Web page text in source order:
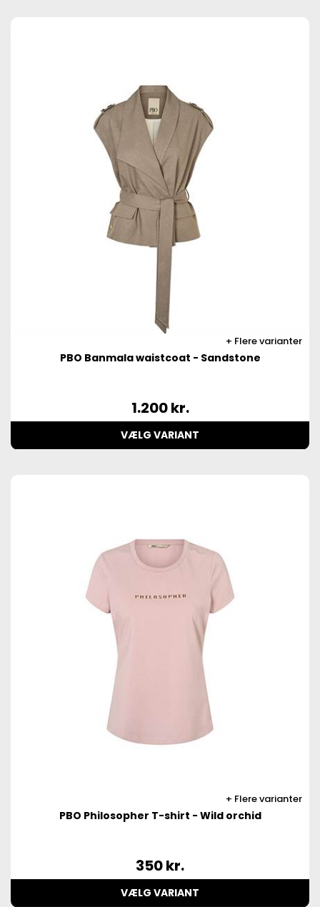
Flere varianter
PBO Banmala waistcoat - Sandstone
1.200kr.
VÆLG VARIANT
Flere varianter
PBO Philosopher T-shirt - Wild orchid
350kr.
VÆLG VARIANT